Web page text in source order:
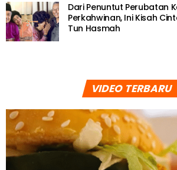
Dari Penuntut Perubatan
Perkahwinan, Ini Kisah
Tun Hasmah
VIDEO TERBARU